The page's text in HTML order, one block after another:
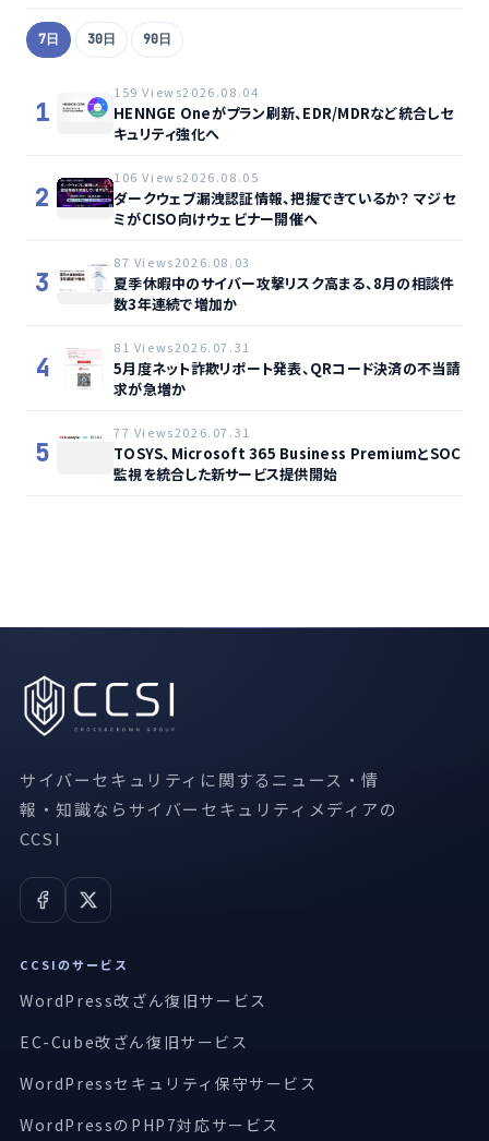
7日 30日 90日
1
159 Views2026.08.04
HENNGE Oneがプラン刷新、EDR/MDRなど統合しセ
キュリティ強化へ
2
106 Views2026.08.05
ダークウェブ漏洩認証情報、把握できているか？ マジセ
ミがCISO向けウェビナー開催へ
3
87 Views2026.08.03
夏季休暇中のサイバー攻撃リスク高まる、8月の相談件
数3年連続で増加か
4
81 Views2026.07.31
5月度ネット詐欺リポート発表、QRコード決済の不当請
求が急増か
5
77 Views2026.07.31
TOSYS、Microsoft 365 Business PremiumとSOC
監視を統合した新サービス提供開始
サイバーセキュリティに関するニュース・情
報・知識ならサイバーセキュリティメディアの
CCSI
CCSIのサービス
WordPress改ざん復旧サービス
EC-Cube改ざん復旧サービス
WordPressセキュリティ保守サービス
WordPressのPHP7対応サービス